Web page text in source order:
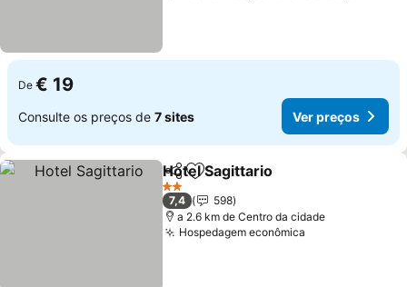
De € 19
Consulte os preços de 7 sites Ver preços
PartilharAdicionar aos favoritos
Hotel Sagittario
2 Estrelas
7,4
598
a 2.6 km de Centro da cidade
Hospedagem econômica